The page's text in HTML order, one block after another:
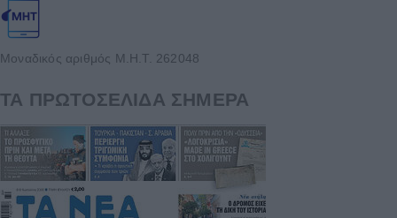
Μοναδικός αριθμός Μ.Η.Τ. 262048
ΤΑ ΠΡΩΤΟΣΕΛΙΔΑ ΣΗΜΕΡΑ